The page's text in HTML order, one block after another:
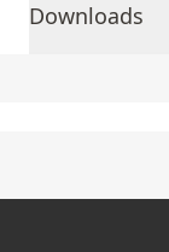
Downloads